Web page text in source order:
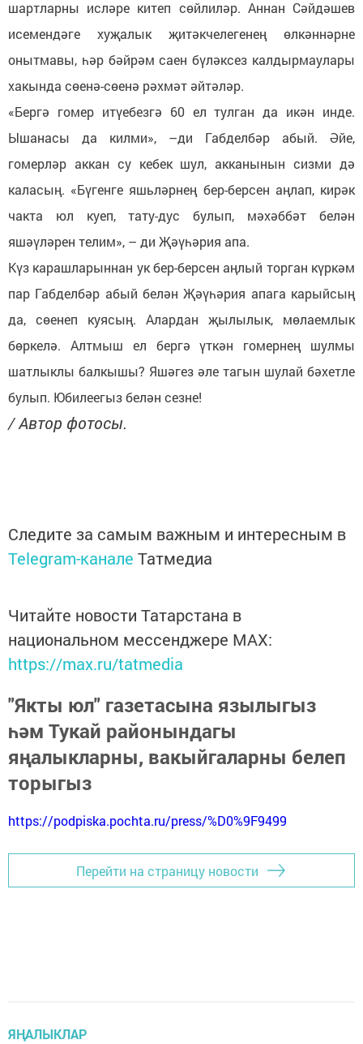
шартларны исләре китеп сөйлиләр. Аннан Сәйдәшев
исемендәге хуҗалык җитәкчелегенең өлкәннәрне
онытмавы, һәр бәйрәм саен бүләксез калдырмаулары
хакында сөенә-сөенә рәхмәт әйтәләр.
«Бергә гомер итүебезгә 60 ел тулган да икән инде.
Ышанасы да килми», –ди Габделбәр абый. Әйе,
гомерләр аккан су кебек шул, акканынын сизми дә
каласың. «Бүгенге яшьләрнең бер-берсен аңлап, кирәк
чакта юл куеп, тату-дус булып, мәхәббәт белән
яшәүләрен телим», – ди Җәүһәрия апа.
Күз карашларыннан ук бер-берсен аңлый торган күркәм
пар Габделбәр абый белән Җәүһәрия апага карыйсың
да, сөенеп куясың. Алардан җылылык, мөлаемлык
бөркелә. Алтмыш ел бергә үткән гомернең шулмы
шатлыклы балкышы? Яшәгез әле тагын шулай бәхетле
булып. Юбилеегыз белән сезне!
/ Автор фотосы.
Следите за самым важным и интересным в
Telegram-канале Татмедиа
Читайте новости Татарстана в
национальном мессенджере MАХ:
https://max.ru/tatmedia
"Якты юл" газетасына язылыгыз
һәм Тукай районындагы
яңалыкларны, вакыйгаларны белеп
торыгыз
https://podpiska.pochta.ru/press/%D0%9F9499
Перейти на страницу новости
ЯҢАЛЫКЛАР